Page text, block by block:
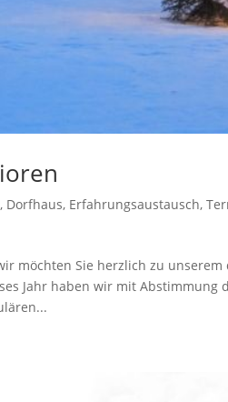
, Dorfhaus, Erfahrungsaustausch,
möchten Sie herzlich zu
Jahr haben wir mit Abstimmung